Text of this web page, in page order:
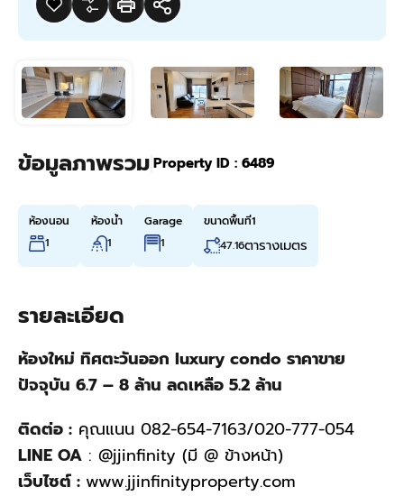
ข้อมูลภาพรวมProperty ID : 6489
ห้องนอน
1
ห้องน้ำ
1
Garage
1
ขนาดพื้นที่1
47.16ตารางเมตร
รายละเอียด
ห้องใหม่ ทิศตะวันออก luxury condo ราคาขาย
ปัจจุบัน 6.7 – 8 ล้าน ลดเหลือ 5.2 ล้าน
ติดต่อ : คุณแนน 082-654-7163/020-777-054
LINE OA : @jjinfinity (มี @ ข้างหน้า)
เว็บไซต์ : www.jjinfinityproperty.com